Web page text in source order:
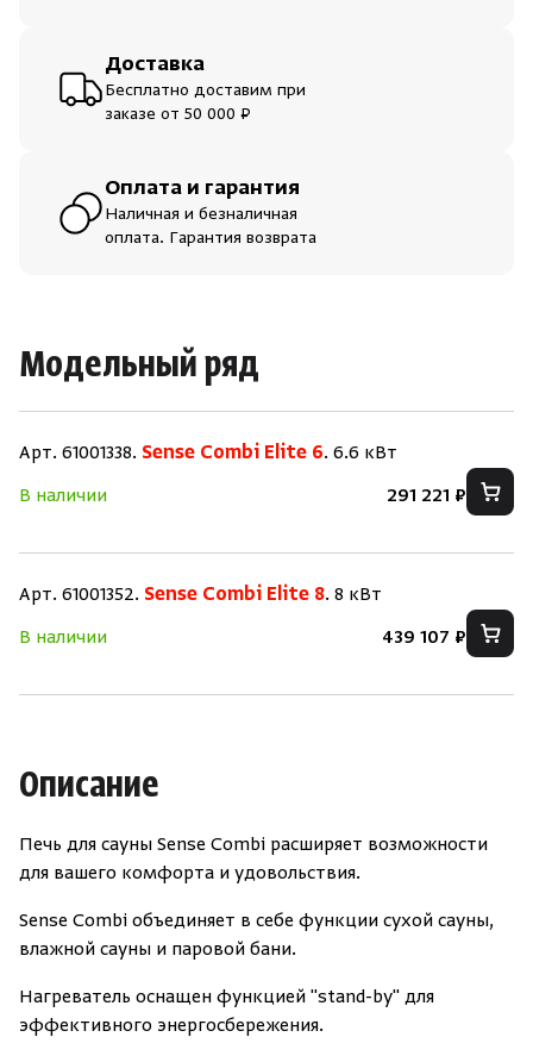
Доставка
Бесплатно доставим при
заказе от 50 000 ₽
Оплата и гарантия
Наличная и безналичная
оплата. Гарантия возврата
Модельный ряд
Арт. 61001338. Sense Combi Elite 6. 6.6 кВт
В наличии
291 221 ₽
Арт. 61001352. Sense Combi Elite 8. 8 кВт
В наличии
439 107 ₽
Описание
Печь для сауны Sense Combi расширяет возможности
для вашего комфорта и удовольствия.
Sense Combi объединяет в себе функции сухой сауны,
влажной сауны и паровой бани.
Нагреватель оснащен функцией "stand-by" для
эффективного энергосбережения.